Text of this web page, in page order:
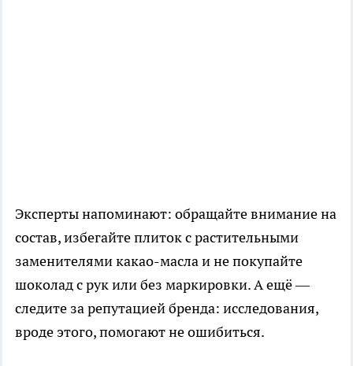
Эксперты напоминают: обращайте внимание на
состав, избегайте плиток с растительными
заменителями какао-масла и не покупайте
шоколад с рук или без маркировки. А ещё —
следите за репутацией бренда: исследования,
вроде этого, помогают не ошибиться.